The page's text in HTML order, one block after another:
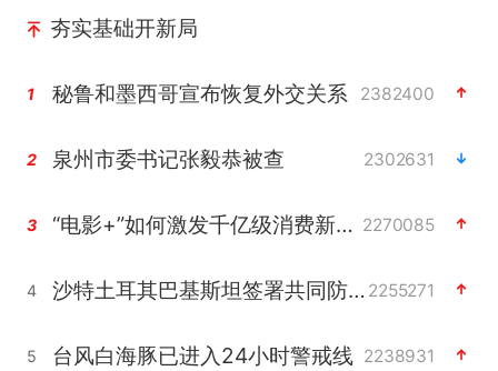
夯实基础开新局
1 秘鲁和墨西哥宣布恢复外交关系 2382400
2 泉州市委书记张毅恭被查 2302631
3 “电影+”如何激发千亿级消费新活力？ 2270085
4 沙特土耳其巴基斯坦签署共同防务协议 2255271
5 台风白海豚已进入24小时警戒线 2238931